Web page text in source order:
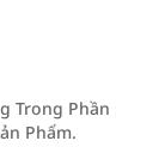
Trong Phần
Phẩm.